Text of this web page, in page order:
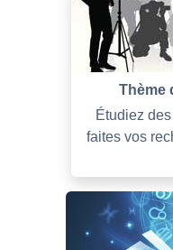
Thème
Étudiez
faites vos